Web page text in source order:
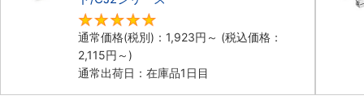
通常価格(税別)： 1,923円 ～ (税込価格：
2,115円 ～)
通常出荷日：在庫品1日目